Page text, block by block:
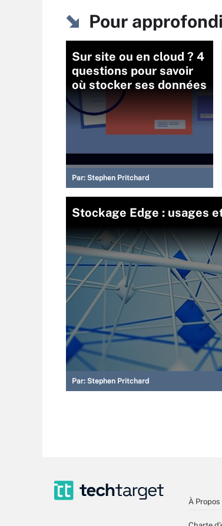
Pour
Sur site ou en cloud ? 4
questions pour savoir
où stocker ses données
Par: Stephen Pritchard
Stockage Edge : usages
Par: Stephen Pritchard
À Propos